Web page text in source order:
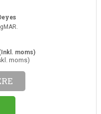
moms)
moms)